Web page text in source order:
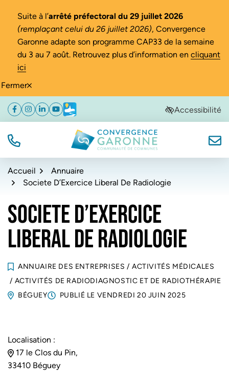
Fermer
Suite à l’arrêté préfectoral du 29 juillet 2026
(remplaçant celui du 26 juillet 2026), Convergence
Garonne adapte son programme CAP33 de la semaine
du 3 au 7 août. Retrouvez plus d’information en cliquant
ici
Aller
navigation
Aller
au
Aller
au
de
Facebook
(ouverture dans un nouvel onglet)
Instagram
(ouverture dans un nouvel onglet)
Linkedin
(ouverture dans un nouvel onglet)
YouTube
(ouverture dans un nouvel onglet)
Météo
(ouverture dans un nouvel onglet)Accessibilité
TÉL. Convergence Garonne
Accueil
Annuaire
Societe D’Exercice Liberal De Radiologie
SOCIETE D’EXERCICE
LIBERAL DE RADIOLOGIE
ANNUAIRE DES ENTREPRISES / ACTIVITÉS MÉDICALES
/ ACTIVITÉS DE RADIODIAGNOSTIC ET DE RADIOTHÉRAPIE
BÉGUEY
PUBLIÉ LE VENDREDI 20 JUIN 2025
Localisation :
17 le Clos du Pin,
33410 Béguey